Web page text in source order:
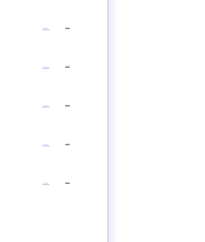
-
-
-
-
-
-
-
-
- -